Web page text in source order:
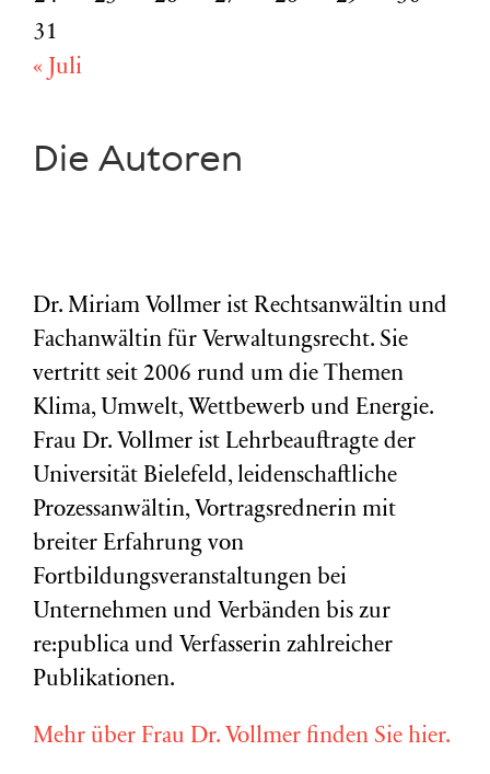
31
« Juli
Die Autoren
Dr. Miriam Vollmer ist Rechtsanwältin und
Fachanwältin für Verwaltungsrecht. Sie
vertritt seit 2006 rund um die Themen
Klima, Umwelt, Wettbewerb und Energie.
Frau Dr. Vollmer ist Lehrbeauftragte der
Universität Bielefeld, leidenschaftliche
Prozessanwältin, Vortragsrednerin mit
breiter Erfahrung von
Fortbildungsveranstaltungen bei
Unternehmen und Verbänden bis zur
re:publica und Verfasserin zahlreicher
Publikationen.
Mehr über Frau Dr. Vollmer finden Sie hier.